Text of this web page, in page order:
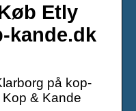
Etly
kande.dk
på kop-
& Kande